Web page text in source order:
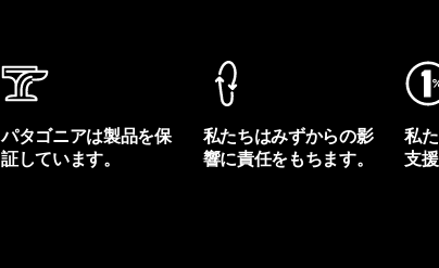
パタゴニアは製品を保
証しています。
私たちはみずからの影
響に責任をもちます。
私
支